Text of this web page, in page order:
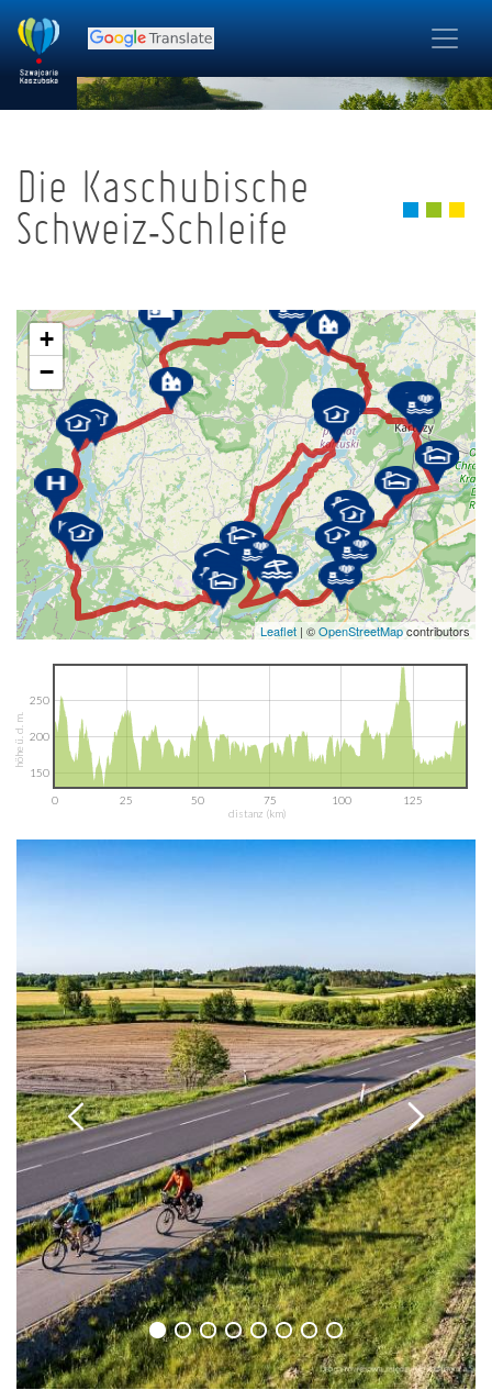
Die Kaschubische
Schweiz-Schleife
+
−
Leaflet | ©OpenStreetMapcontributors
distanz (km)
höhe ü. d. m.
0 25 50 75 100 125
150
200
250